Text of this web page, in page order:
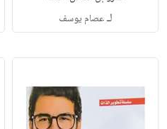
لـعصام يوسف